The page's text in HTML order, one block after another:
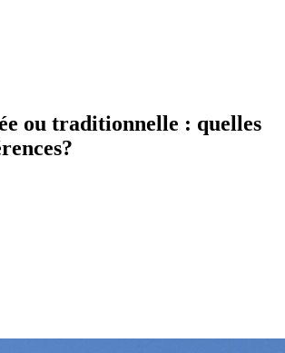
ou traditionnelle : quelles